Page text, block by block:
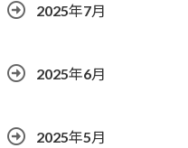
2025年7月
2025年6月
2025年5月